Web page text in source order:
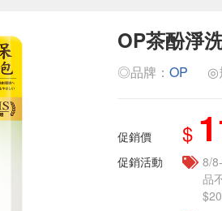
OP茶酚淨
◎品牌： OP ◎
促銷價 $
促銷活動
8/
品